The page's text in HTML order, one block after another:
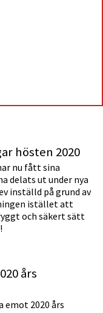
hösten 2020
nu fått sina
delats ut under nya
inställd på grund av
istället att
och säkert sätt
års
emot 2020 års